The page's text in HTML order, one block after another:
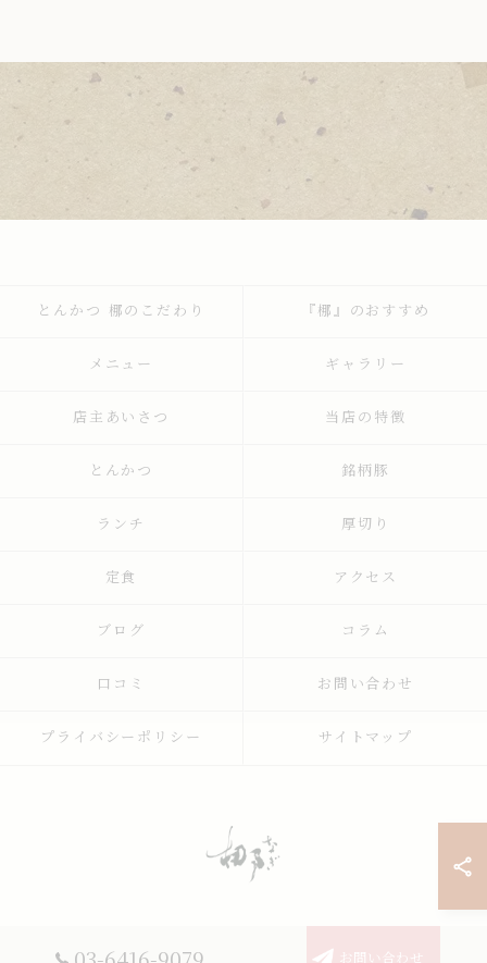
お問い合わせ
とんかつ 梛のこだわり 『梛』のおすすめ
メニュー ギャラリー
店主あいさつ 当店の特徴
とんかつ 銘柄豚
ランチ 厚切り
定食 アクセス
ブログ コラム
口コミ お問い合わせ
プライバシーポリシー サイトマップ